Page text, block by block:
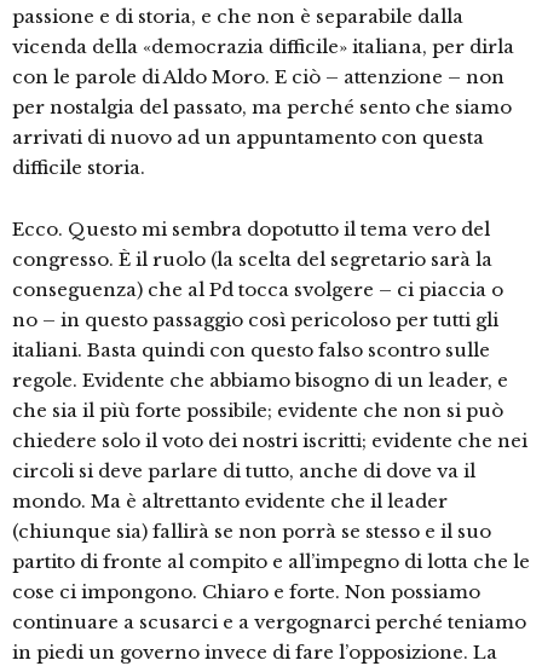
passione e di storia, e che non è separabile dalla
vicenda della «democrazia difficile» italiana, per dirla
con le parole di Aldo Moro. E ciò – attenzione – non
per nostalgia del passato, ma perché sento che siamo
arrivati di nuovo ad un appuntamento con questa
difficile storia.
Ecco. Questo mi sembra dopotutto il tema vero del
congresso. È il ruolo (la scelta del segretario sarà la
conseguenza) che al Pd tocca svolgere – ci piaccia o
no – in questo passaggio così pericoloso per tutti gli
italiani. Basta quindi con questo falso scontro sulle
regole. Evidente che abbiamo bisogno di un leader, e
che sia il più forte possibile; evidente che non si può
chiedere solo il voto dei nostri iscritti; evidente che nei
circoli si deve parlare di tutto, anche di dove va il
mondo. Ma è altrettanto evidente che il leader
(chiunque sia) fallirà se non porrà se stesso e il suo
partito di fronte al compito e all’impegno di lotta che le
cose ci impongono. Chiaro e forte. Non possiamo
continuare a scusarci e a vergognarci perché teniamo
in piedi un governo invece di fare l’opposizione. La